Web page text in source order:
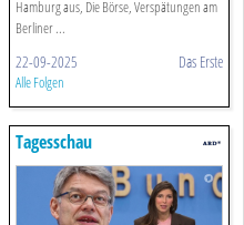
Hamburg aus, Die Börse, Verspätungen am
Berliner ...
22-09-2025 Das Erste
Alle Folgen
Tagesschau